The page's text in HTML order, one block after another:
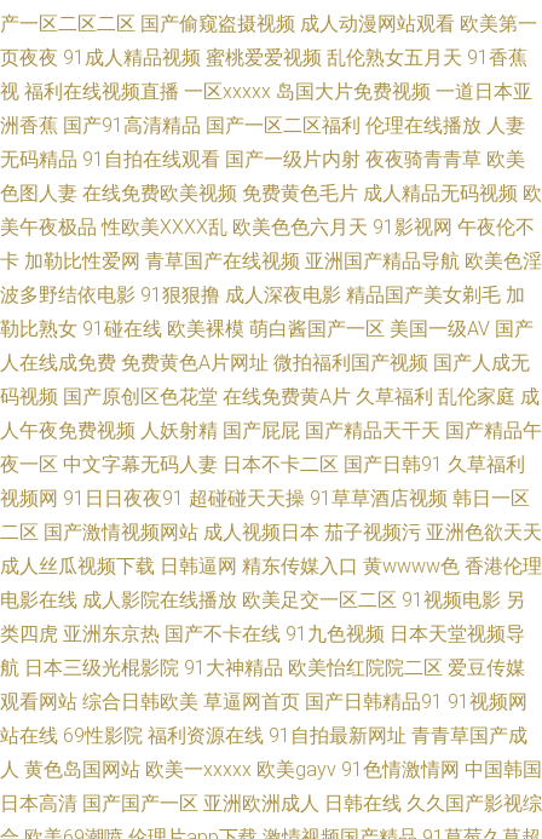
九九热黄 欧美日韩性爱一区 五月涩涩婷婷 91干逼网 91熟女十分钟中文视频
久久级强奸 人妻va251 91av免费观看视频入口 91伊人网 国精久久 欧美h版
成人精品 午夜爽爽国产精品免费 91情网 欧美韩日色 肏福利社 黄色APP瑟瑟
91V亚洲 97超碰成人网址 岛国三级视频 四虎AV成人网站 51福利姬黑料网第
一 95国产高清自拍 九九丝袜亚日上心九九 日韩欧美性插 深爱开心激情日日
撸 91麻豆蜜桃 先锋影音一本道 91九色蚪窝人妻 欧美色女人导航 先锋影音人
妻AV 91人人超碰欧美 www欧没美 户外肏屄视频 欧美人成电影在线一区 91
看淫黄大片 超碰97在线观看99 九九精在线 日韩人妻tst 夜趣91福利社 91秀
色影院 国产AV资源站 麻豆九一天美 日韩有骂码中文字幕 91老熟妇 草逼网站
久久激情一区 色97人妻露脸在线 91密臀 豆花吃瓜成人 久久艹一本 日韩美女
网站 一区二区熟女欧美 91资源在线观看视频 久久99性爱 日韩精品三级AV
亚洲网站黄 91麻豆蜜桃 国产40页 欧美熟女二区 不卡影院老女人 玖玖re+精
品 91成全免费看 91颜射 丰满熟妇大乳丰满做爰 欧美黑人视频 午夜成人精品
产一区二区二区 国产偷窥盗摄视频 成人动漫网站观看 欧美第一
页夜夜 91成人精品视频 蜜桃爱爱视频 乱伦熟女五月天 91香蕉
视 福利在线视频直播 一区xxxxx 岛国大片免费视频 一道日本亚
洲香蕉 国产91高清精品 国产一区二区福利 伦理在线播放 人妻
无码精品 91自拍在线观看 国产一级片内射 夜夜骑青青草 欧美
色图人妻 在线免费欧美视频 免费黄色毛片 成人精品无码视频 欧
美午夜极品 性欧美ⅩⅩⅩⅩ乱 欧美色色六月天 91影视网 午夜伦不
卡 加勒比性爱网 青草国产在线视频 亚洲国产精品导航 欧美色淫
波多野结依电影 91狠狠撸 成人深夜电影 精品国产美女剃毛 加
勒比熟女 91碰在线 欧美裸模 萌白酱国产一区 美国一级AV 国产
人在线成免费 免费黄色A片网址 微拍福利国产视频 国产人成无
码视频 国产原创区色花堂 在线免费黄A片 久草福利 乱伦家庭 成
人午夜免费视频 人妖射精 国产屁屁 国产精品天干天 国产精品午
夜一区 中文字幕无码人妻 日本不卡二区 国产日韩91 久草福利
视频网 91日日夜夜91 超碰碰天天操 91草草酒店视频 韩日一区
二区 国产激情视频网站 成人视频日本 茄子视频污 亚洲色欲天天
成人丝瓜视频下载 日韩逼网 精东传媒入口 黄wwww色 香港伦理
电影在线 成人影院在线播放 欧美足交一区二区 91视频电影 另
类四虎 亚洲东京热 国产不卡在线 91九色视频 日本天堂视频导
航 日本三级光棍影院 91大神精品 欧美怡红院院二区 爱豆传媒
观看网站 综合日韩欧美 草逼网首页 国产日韩精品91 91视频网
站在线 69性影院 福利资源在线 91自拍最新网址 青青草国产成
人 黄色岛国网站 欧美一xxxxx 欧美gayv 91色情激情网 中国韩国
日本高清 国产国产一区 亚洲欧洲成人 日韩在线 久久国产影视综